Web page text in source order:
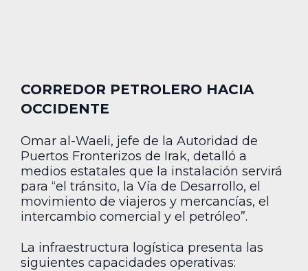
CORREDOR PETROLERO HACIA
OCCIDENTE
Omar al-Waeli, jefe de la Autoridad de
Puertos Fronterizos de Irak, detalló a
medios estatales que la instalación servirá
para “el tránsito, la Vía de Desarrollo, el
movimiento de viajeros y mercancías, el
intercambio comercial y el petróleo”.
La infraestructura logística presenta las
siguientes capacidades operativas: